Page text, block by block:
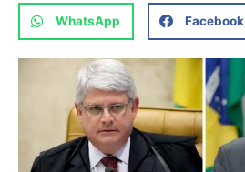
WhatsApp Facebook